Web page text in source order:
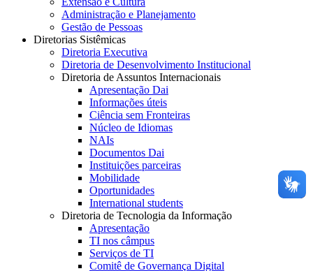
Administração e Planejamento
Gestão de Pessoas
Diretorias Sistêmicas
Diretoria Executiva
Diretoria de Desenvolvimento Institucional
Diretoria de Assuntos Internacionais
Apresentação Dai
Informações úteis
Ciência sem Fronteiras
Núcleo de Idiomas
NAIs
Documentos Dai
Instituições parceiras
Mobilidade
Oportunidades
International students
Diretoria de Tecnologia da Informação
Apresentação
TI nos câmpus
Serviços de TI
Comitê de Governança Digital